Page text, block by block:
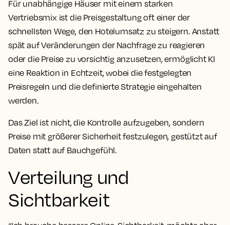
Für unabhängige Häuser mit einem starken
Vertriebsmix ist die Preisgestaltung oft einer der
schnellsten Wege, den Hotelumsatz zu steigern. Anstatt
spät auf Veränderungen der Nachfrage zu reagieren
oder die Preise zu vorsichtig anzusetzen, ermöglicht KI
eine Reaktion in Echtzeit, wobei die festgelegten
Preisregeln und die definierte Strategie eingehalten
werden.
Das Ziel ist nicht, die Kontrolle aufzugeben, sondern
Preise mit größerer Sicherheit festzulegen, gestützt auf
Daten statt auf Bauchgefühl.
Verteilung und
Sichtbarkeit